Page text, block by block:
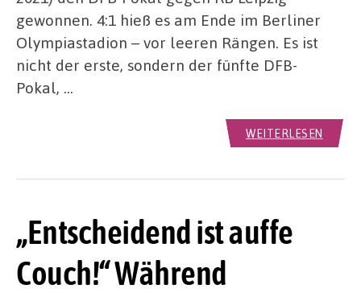
gewonnen. 4:1 hieß es am Ende im Berliner
Olympiastadion – vor leeren Rängen. Es ist
nicht der erste, sondern der fünfte DFB-
Pokal, …
WEITERLESEN
„Entscheidend ist auffe
Couch!“ Während